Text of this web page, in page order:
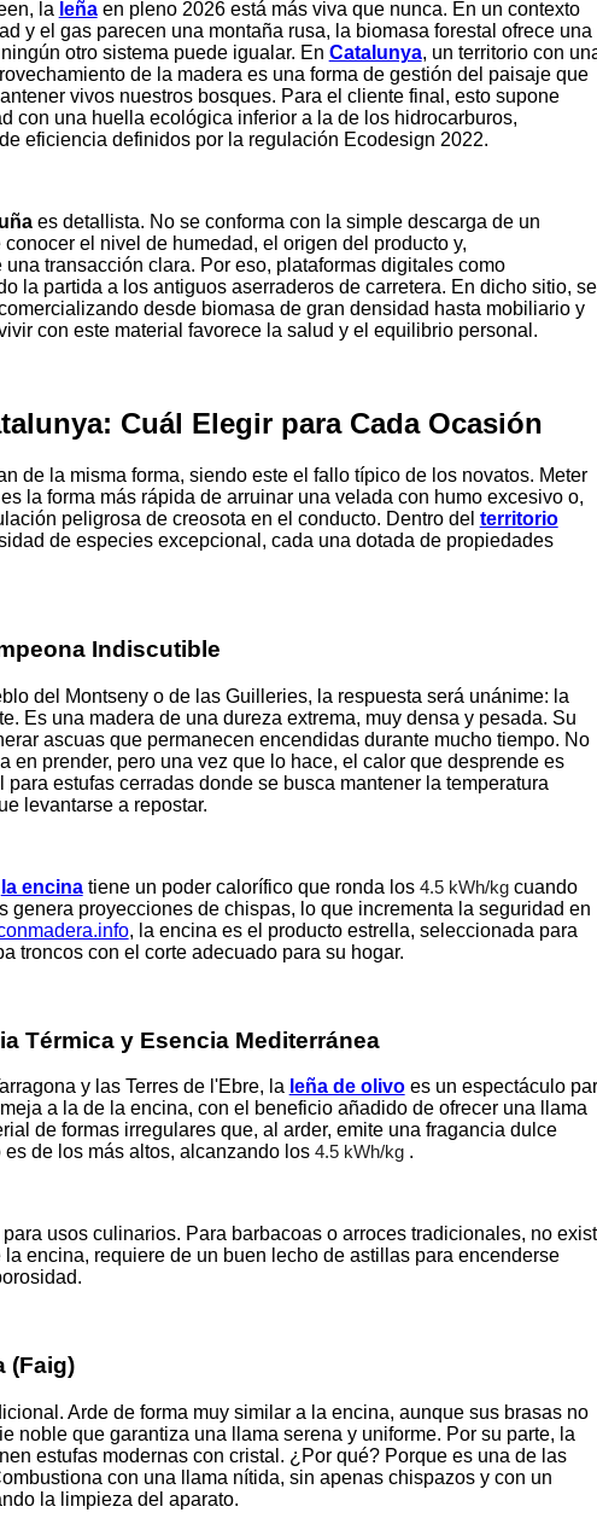
la leñaen pleno 2026 está más viva que nunca. En un contexto
y el gas parecen una montaña rusa, la biomasa forestal ofrece una
otro sistema puede igualar. En Catalunya, un territorio con
de la madera es una forma de gestión del paisaje que
vivos nuestros bosques. Para el cliente final, esto supone
con una huella ecológica inferior a la de los hidrocarburos,
eficiencia definidos por la regulación Ecodesign 2022.
es detallista. No se conforma con la simple descarga de un
el nivel de humedad, el origen del producto y,
transacción clara. Por eso, plataformas digitales como
la partida a los antiguos aserraderos de carretera. En dicho sitio, se
desde biomasa de gran densidad hasta mobiliario y
con este material favorece la salud y el equilibrio personal.
Cuál Elegir para Cada Ocasión
de la misma forma, siendo este el fallo típico de los novatos. Meter
la forma más rápida de arruinar una velada con humo excesivo o,
peligrosa de creosota en el conducto. Dentro del territorio
de especies excepcional, cada una dotada de propiedades
Indiscutible
del Montseny o de las Guilleries, la respuesta será unánime: la
Es una madera de una dureza extrema, muy densa y pesada. Su
ascuas que permanecen encendidas durante mucho tiempo. No
en prender, pero una vez que lo hace, el calor que desprende es
estufas cerradas donde se busca mantener la temperatura
levantarse a repostar.
la encinatiene un poder calorífico que ronda los 4.5 kWh/kgcuando
genera proyecciones de chispas, lo que incrementa la seguridad en
, la encina es el producto estrella, seleccionada para
troncos con el corte adecuado para su hogar.
Térmica y Esencia Mediterránea
y las Terres de l'Ebre, la leña de olivoes un espectáculo
a la de la encina, con el beneficio añadido de ofrecer una llama
de formas irregulares que, al arder, emite una fragancia dulce
de los más altos, alcanzando los 4.5 kWh/kg.
usos culinarios. Para barbacoas o arroces tradicionales, no
encina, requiere de un buen lecho de astillas para encenderse
(Faig)
Arde de forma muy similar a la encina, aunque sus brasas no
noble que garantiza una llama serena y uniforme. Por su parte, la
estufas modernas con cristal. ¿Por qué? Porque es una de las
con una llama nítida, sin apenas chispazos y con un
la limpieza del aparato.